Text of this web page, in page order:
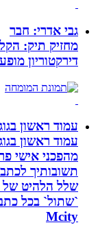
גבי אדרי: חבר
מחזיק תיק:
דירקטוריון
עמוד ראשון בגוגל
עמוד ראשון בגוגל,
תשובותיך לכתבות
שלל הלהיט של
`שתול` בכל כתבה
Mcity